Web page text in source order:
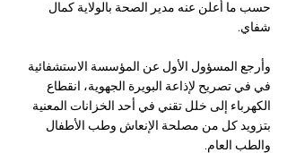
حسب ما أعلن عنه مدير الصحة بالولاية كمال
شفاي.
وأرجع المسؤول الأول عن المؤسسة الاستشفائية
في في تصريح لإذاعة البويرة الجهوية، انقطاع
الكهرباء إلى خلل تقني في أحد الخزانات المعنية
بتزويد كل من مصلحة الإنعاش وطب الأطفال
والطب العام.